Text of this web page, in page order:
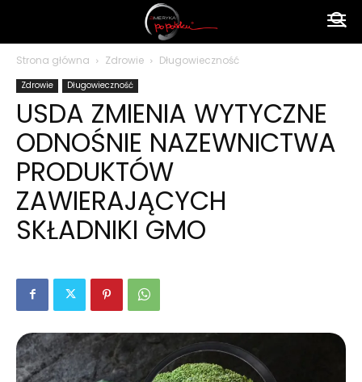
polsku
Strona główna Zdrowie Długowieczność
Zdrowie Długowieczność
USDA ZMIENIA WYTYCZNE
ODNOŚNIE NAZEWNICTWA
PRODUKTÓW
ZAWIERAJĄCYCH
SKŁADNIKI GMO